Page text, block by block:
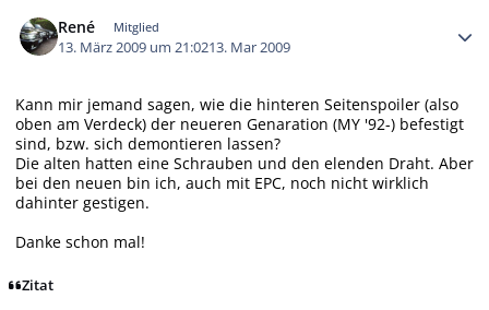
René Mitglied
13. März 2009 um 21:0213. Mar 2009
Kann mir jemand sagen, wie die hinteren Seitenspoiler (also
oben am Verdeck) der neueren Genaration (MY '92-) befestigt
sind, bzw. sich demontieren lassen?
Die alten hatten eine Schrauben und den elenden Draht. Aber
bei den neuen bin ich, auch mit EPC, noch nicht wirklich
dahinter gestigen.
Danke schon mal!
Zitat